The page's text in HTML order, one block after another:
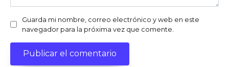
Guarda mi nombre, correo electrónico y web en este
navegador para la próxima vez que comente.